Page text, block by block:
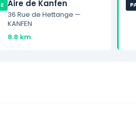
Aire de Kanfen
36 Rue de Hettange —
KANFEN
8.8 km